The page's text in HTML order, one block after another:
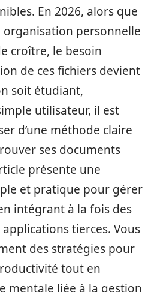
En 2026, alors que
organisation personnelle
croître, le besoin
de ces fichiers devient
soit étudiant,
utilisateur, il est
d’une méthode claire
ses documents
présente une
et pratique pour gérer
intégrant à la fois des
tierces. Vous
des stratégies pour
tout en
mentale liée à la gestion